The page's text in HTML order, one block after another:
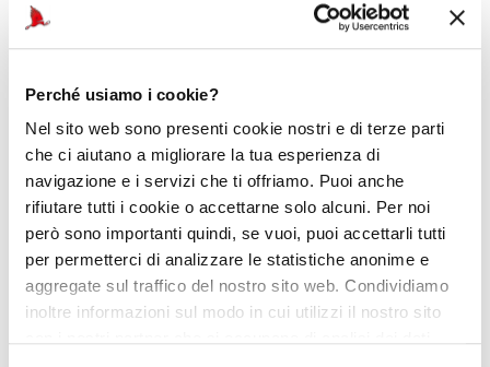
Perché usiamo i cookie?
Nel sito web sono presenti cookie nostri e di terze parti
che ci aiutano a migliorare la tua esperienza di
navigazione e i servizi che ti offriamo. Puoi anche
rifiutare tutti i cookie o accettarne solo alcuni. Per noi
però sono importanti quindi, se vuoi, puoi accettarli tutti
per permetterci di analizzare le statistiche anonime e
aggregate sul traffico del nostro sito web. Condividiamo
inoltre informazioni sul modo in cui utilizzi il nostro sito